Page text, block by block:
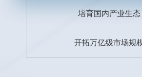
培育国内产业生态
开拓万亿级市场规